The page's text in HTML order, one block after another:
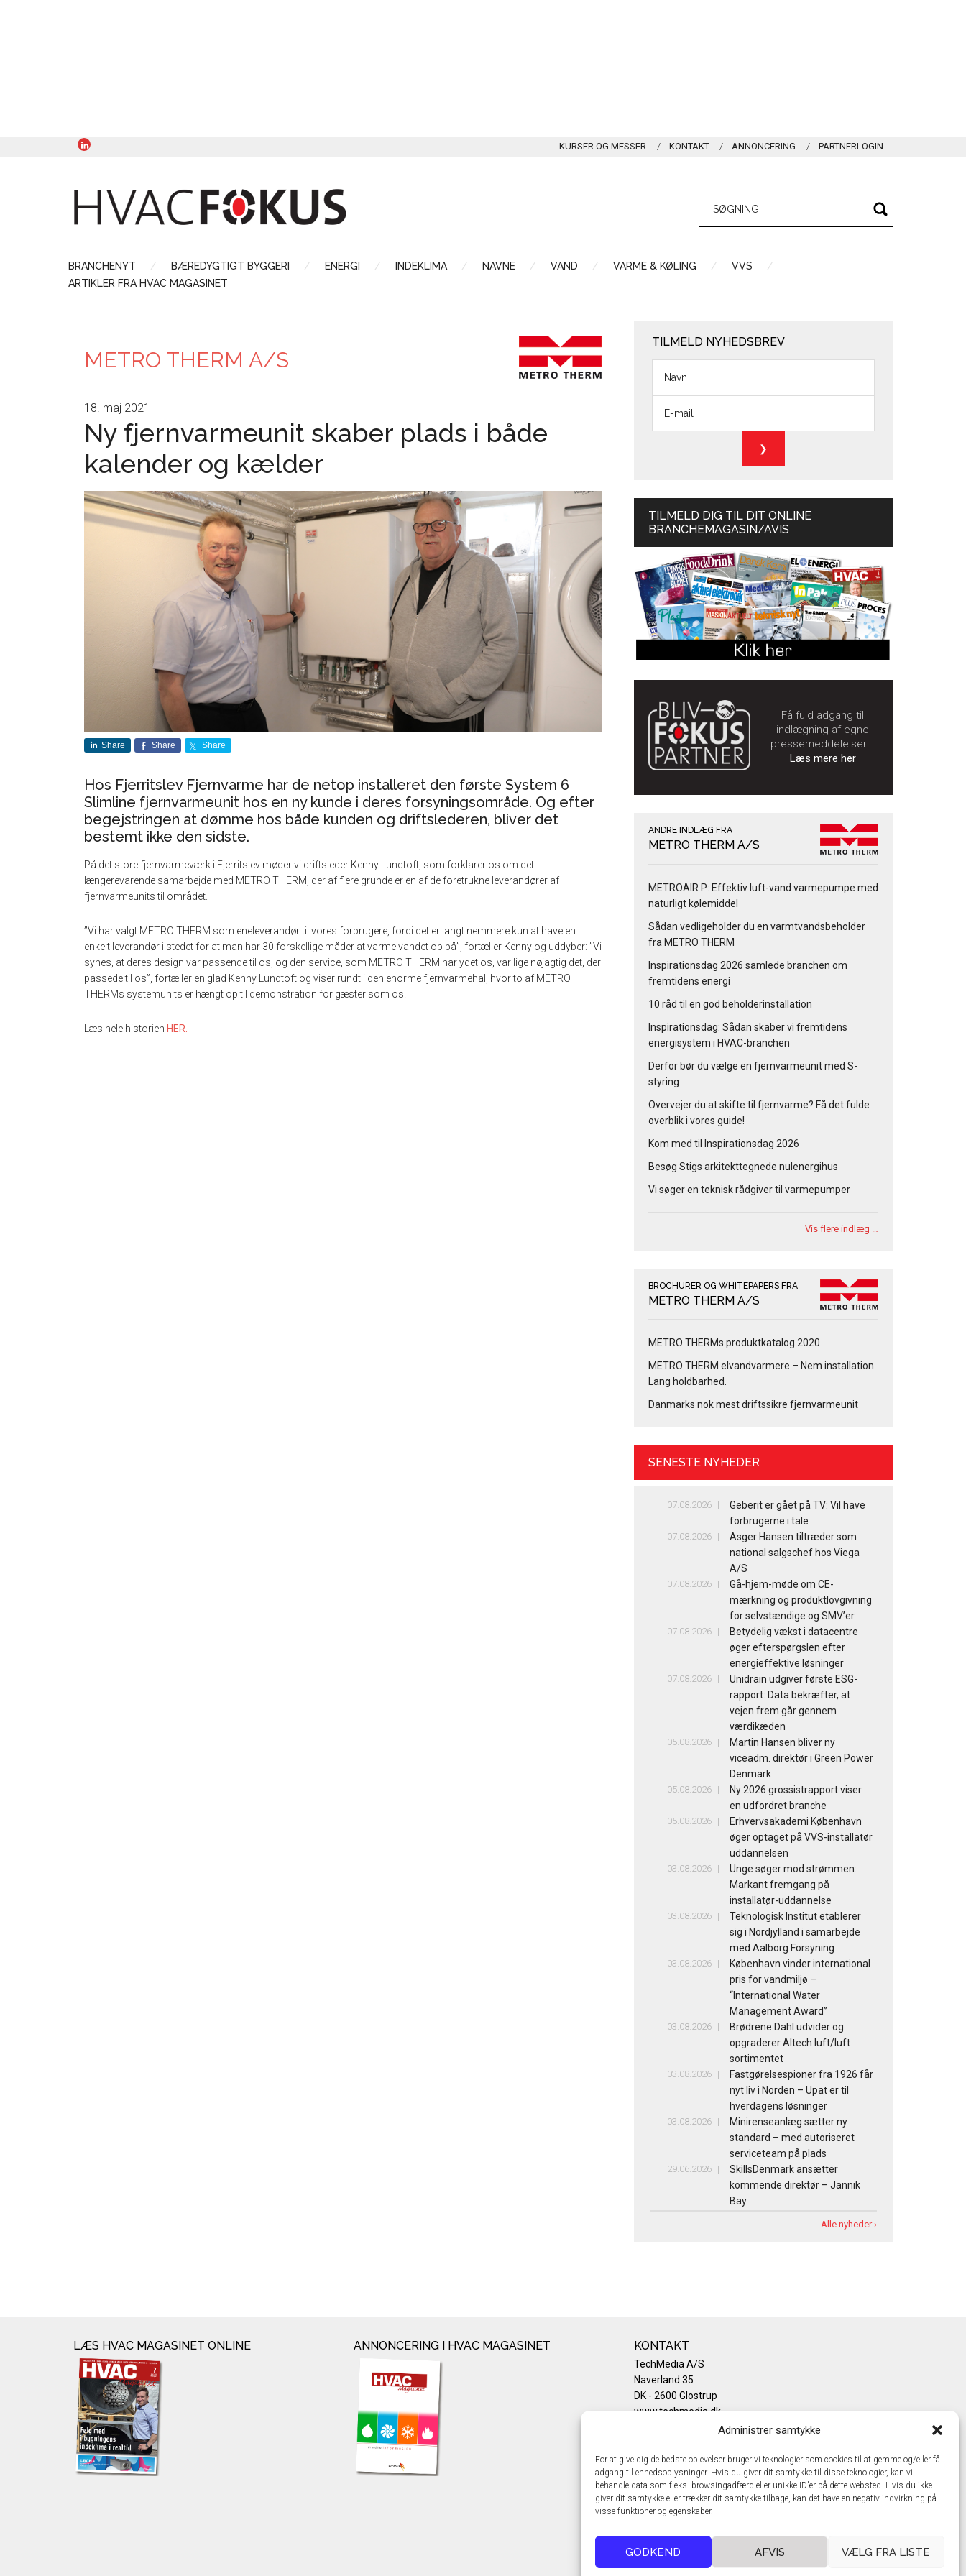
Administrer samtykke
For at give dig de bedste oplevelser bruger vi teknologier som cookies til at gemme og/eller få
adgang til enhedsoplysninger. Hvis du giver dit samtykke til disse teknologier, kan vi
behandle data som f.eks. browsingadfærd eller unikke ID'er på dette websted. Hvis du ikke
giver dit samtykke eller trækker dit samtykke tilbage, kan det have en negativ indvirkning på
visse funktioner og egenskaber.
GODKEND AFVIS VÆLG FRA LISTE
KURSER OG MESSER KONTAKT ANNONCERING PARTNERLOGIN
BRANCHENYT BÆREDYGTIGT BYGGERI ENERGI INDEKLIMA NAVNE VAND VARME & KØLING
VVS
ARTIKLER FRA HVAC MAGASINET
METRO THERM A/S
18. maj 2021
Ny fjernvarmeunit skaber plads i både
kalender og kælder
Share Share Share
Hos Fjerritslev Fjernvarme har de netop installeret den første System 6
Slimline fjernvarmeunit hos en ny kunde i deres forsyningsområde. Og efter
begejstringen at dømme hos både kunden og driftslederen, bliver det
bestemt ikke den sidste.
På det store fjernvarmeværk i Fjerritslev møder vi driftsleder Kenny Lundtoft, som forklarer os om det
længerevarende samarbejde med METRO THERM, der af flere grunde er en af de foretrukne leverandører af
fjernvarmeunits til området.
”Vi har valgt METRO THERM som eneleverandør til vores forbrugere, fordi det er langt nemmere kun at have en
enkelt leverandør i stedet for at man har 30 forskellige måder at varme vandet op på”, fortæller Kenny og uddyber: ”Vi
synes, at deres design var passende til os, og den service, som METRO THERM har ydet os, var lige nøjagtig det, der
passede til os”, fortæller en glad Kenny Lundtoft og viser rundt i den enorme fjernvarmehal, hvor to af METRO
THERMs systemunits er hængt op til demonstration for gæster som os.
Læs hele historien HER.
TILMELD NYHEDSBREV
TILMELD DIG TIL DIT ONLINE
BRANCHEMAGASIN/AVIS
Få fuld adgang til
indlægning af egne
pressemeddelelser...
Læs mere her
ANDRE INDLÆG FRA
METRO THERM A/S
METROAIR P: Effektiv luft-vand varmepumpe med
naturligt kølemiddel
Sådan vedligeholder du en varmtvandsbeholder
fra METRO THERM
Inspirationsdag 2026 samlede branchen om
fremtidens energi
10 råd til en god beholderinstallation
Inspirationsdag: Sådan skaber vi fremtidens
energisystem i HVAC-branchen
Derfor bør du vælge en fjernvarmeunit med S-
styring
Overvejer du at skifte til fjernvarme? Få det fulde
overblik i vores guide!
Kom med til Inspirationsdag 2026
Besøg Stigs arkitekttegnede nulenergihus
Vi søger en teknisk rådgiver til varmepumper
Vis flere indlæg …
BROCHURER OG WHITEPAPERS FRA
METRO THERM A/S
METRO THERMs produktkatalog 2020
METRO THERM elvandvarmere – Nem installation.
Lang holdbarhed.
Danmarks nok mest driftssikre fjernvarmeunit
SENESTE NYHEDER
07.08.2026
Geberit er gået på TV: Vil have
forbrugerne i tale
07.08.2026
Asger Hansen tiltræder som
national salgschef hos Viega
A/S
07.08.2026
Gå-hjem-møde om CE-
mærkning og produktlovgivning
for selvstændige og SMV’er
07.08.2026
Betydelig vækst i datacentre
øger efterspørgslen efter
energieffektive løsninger
07.08.2026
Unidrain udgiver første ESG-
rapport: Data bekræfter, at
vejen frem går gennem
værdikæden
05.08.2026
Martin Hansen bliver ny
viceadm. direktør i Green Power
Denmark
05.08.2026
Ny 2026 grossistrapport viser
en udfordret branche
05.08.2026
Erhvervsakademi København
øger optaget på VVS-installatør
uddannelsen
03.08.2026
Unge søger mod strømmen:
Markant fremgang på
installatør-uddannelse
03.08.2026
Teknologisk Institut etablerer
sig i Nordjylland i samarbejde
med Aalborg Forsyning
03.08.2026
København vinder international
pris for vandmiljø –
“International Water
Management Award”
03.08.2026
Brødrene Dahl udvider og
opgraderer Altech luft/luft
sortimentet
03.08.2026
Fastgørelsespioner fra 1926 får
nyt liv i Norden – Upat er til
hverdagens løsninger
03.08.2026
Minirenseanlæg sætter ny
standard – med autoriseret
serviceteam på plads
29.06.2026
SkillsDenmark ansætter
kommende direktør – Jannik
Bay
Alle nyheder ›
LÆS HVAC MAGASINET ONLINE ANNONCERING I HVAC MAGASINET KONTAKT
TechMedia A/S
Naverland 35
DK - 2600 Glostrup
www.techmedia.dk
Telefon: +45 43 24 26 28
Privatlivspolitik
Cookiepolitik